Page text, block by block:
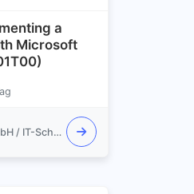
a
Microsoft
New Elements GmbH / IT-Schulungen.com